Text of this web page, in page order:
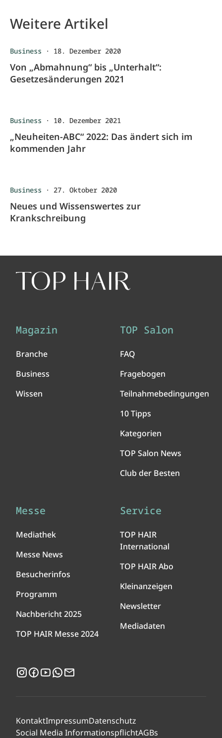
Weitere Artikel
Business · 18. Dezember 2020
Von „Abmahnung“ bis „Unterhalt“:
Gesetzesänderungen 2021
Business · 10. Dezember 2021
„Neuheiten-ABC“ 2022: Das ändert sich im
kommenden Jahr
Business · 27. Oktober 2020
Neues und Wissenswertes zur
Krankschreibung
Magazin
Branche
Business
Wissen
TOP Salon
FAQ
Fragebogen
Teilnahmebedingungen
10 Tipps
Kategorien
TOP Salon News
Club der Besten
Messe
Mediathek
Messe News
Besucherinfos
Programm
Nachbericht 2025
TOP HAIR Messe 2024
Service
TOP HAIR
International
TOP HAIR Abo
Kleinanzeigen
Newsletter
Mediadaten
Instagram
Facebook
YouTubeWhatsApp
KontaktImpressumDatenschutz
Social Media InformationspflichtAGBs